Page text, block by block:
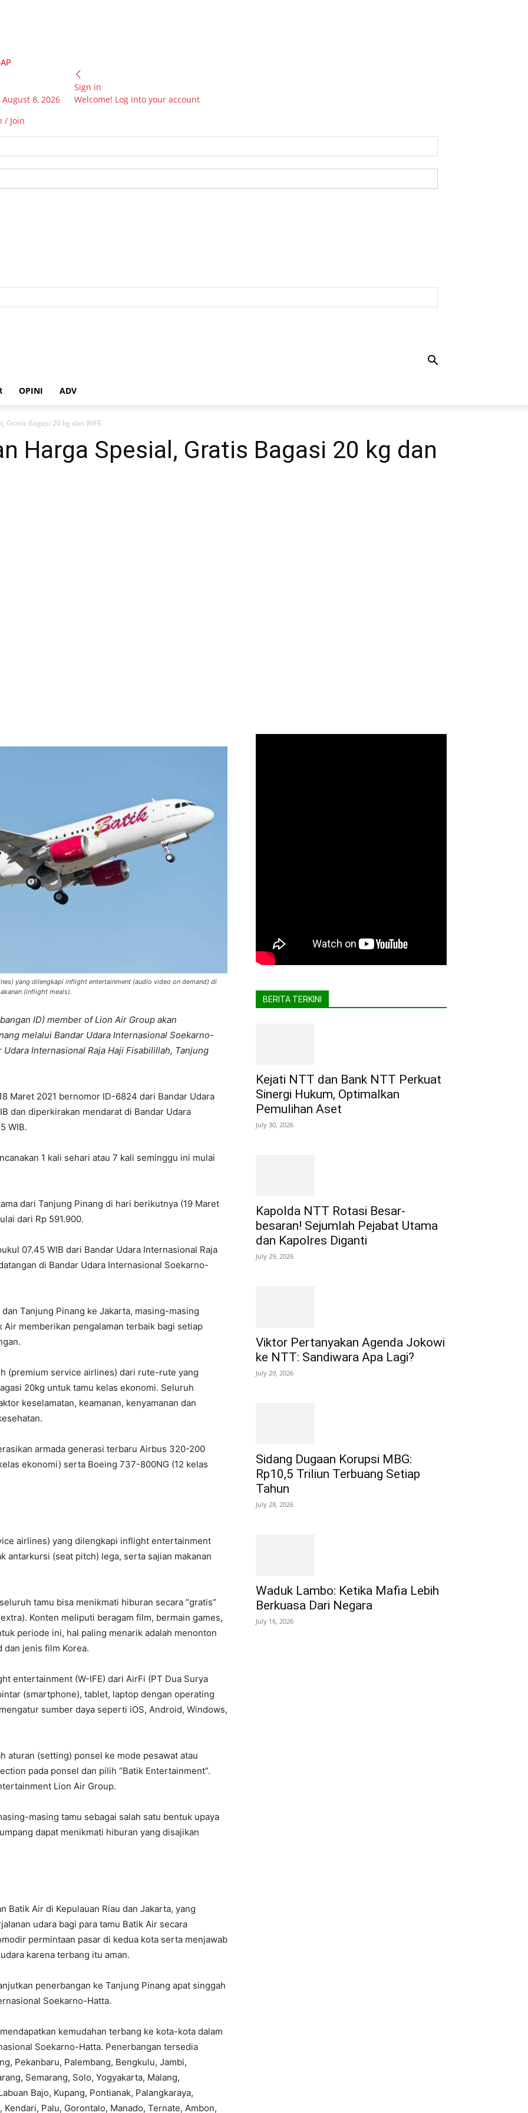
8, 2026
/ Join
Sign in
Welcome! Log into your account
OPINI ADV
Gratis Bagasi 20 kg dan WIFE
Harga Spesial, Gratis Bagasi 20 kg dan
yang dilengkapi inflight entertainment (audio video on demand) di
(inflight meals).
ID) member of Lion Air Group akan
melalui Bandar Udara Internasional Soekarno-
Internasional Raja Haji Fisabilillah, Tanjung
Maret 2021 bernomor ID-6824 dari Bandar Udara
dan diperkirakan mendarat di Bandar Udara
WIB.
1 kali sehari atau 7 kali seminggu ini mulai
dari Tanjung Pinang di hari berikutnya (19 Maret
dari Rp 591.900.
07.45 WIB dari Bandar Udara Internasional Raja
di Bandar Udara Internasional Soekarno-
Tanjung Pinang ke Jakarta, masing-masing
memberikan pengalaman terbaik bagi setiap
(premium service airlines) dari rute-rute yang
20kg untuk tamu kelas ekonomi. Seluruh
keselamatan, keamanan, kenyamanan dan
armada generasi terbaru Airbus 320-200
ekonomi) serta Boeing 737-800NG (12 kelas
airlines) yang dilengkapi inflight entertainment
antarkursi (seat pitch) lega, serta sajian makanan
tamu bisa menikmati hiburan secara “gratis”
Konten meliputi beragam film, bermain games,
periode ini, hal paling menarik adalah menonton
jenis film Korea.
entertainment (W-IFE) dari AirFi (PT Dua Surya
(smartphone), tablet, laptop dengan operating
sumber daya seperti iOS, Android, Windows,
aturan (setting) ponsel ke mode pesawat atau
pada ponsel dan pilih “Batik Entertainment”.
Lion Air Group.
masing tamu sebagai salah satu bentuk upaya
dapat menikmati hiburan yang disajikan
Batik Air di Kepulauan Riau dan Jakarta, yang
udara bagi para tamu Batik Air secara
permintaan pasar di kedua kota serta menjawab
karena terbang itu aman.
penerbangan ke Tanjung Pinang apat singgah
Soekarno-Hatta.
kemudahan terbang ke kota-kota dalam
Soekarno-Hatta. Penerbangan tersedia
Pekanbaru, Palembang, Bengkulu, Jambi,
Semarang, Solo, Yogyakarta, Malang,
Bajo, Kupang, Pontianak, Palangkaraya,
Palu, Gorontalo, Manado, Ternate, Ambon,
BERITA TERKINI
Kejati NTT dan Bank NTT Perkuat
Sinergi Hukum, Optimalkan
Pemulihan Aset
July 30, 2026
Kapolda NTT Rotasi Besar-
besaran! Sejumlah Pejabat Utama
dan Kapolres Diganti
July 29, 2026
Viktor Pertanyakan Agenda Jokowi
ke NTT: Sandiwara Apa Lagi?
July 29, 2026
Sidang Dugaan Korupsi MBG:
Rp10,5 Triliun Terbuang Setiap
Tahun
July 28, 2026
Waduk Lambo: Ketika Mafia Lebih
Berkuasa Dari Negara
July 16, 2026